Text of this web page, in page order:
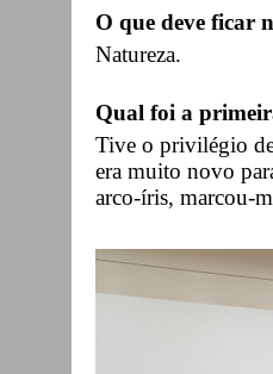
O que deve ficar
Natureza.
Qual foi a
Tive o privilégio
era muito novo
arco-íris, marcou-